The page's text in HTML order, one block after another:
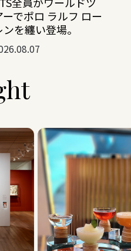
ーでポロ ラルフ ロー
ンを纏い登場。